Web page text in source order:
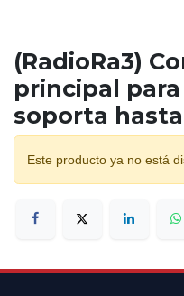
(RadioRa3)
principal para
soporta
Este producto ya no está